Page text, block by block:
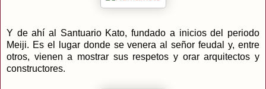
Y de ahí al Santuario Kato, fundado a inicios del periodo
Meiji. Es el lugar donde se venera al señor feudal y, entre
otros, vienen a mostrar sus respetos y orar arquitectos y
constructores.